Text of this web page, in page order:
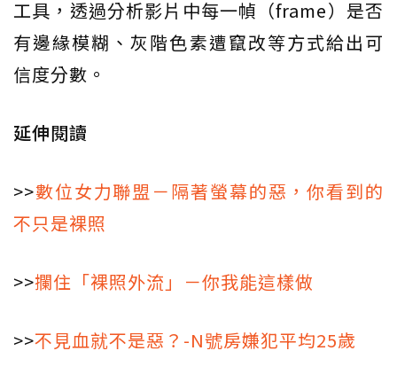
工具，透過分析影片中每一幀（frame）是否
有邊緣模糊、灰階色素遭竄改等方式給出可
信度分數。​
延伸閱讀
>>數位女力聯盟－隔著螢幕的惡，你看到的
不只是裸照
>>攔住「裸照外流」－你我能這樣做
>>不見血就不是惡？-N號房嫌犯平均25歲